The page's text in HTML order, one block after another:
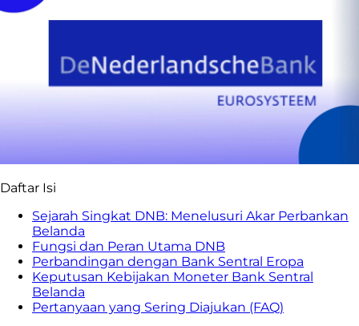
Daftar Isi
Sejarah Singkat DNB: Menelusuri Akar Perbankan
Belanda
Fungsi dan Peran Utama DNB
Perbandingan dengan Bank Sentral Eropa
Keputusan Kebijakan Moneter Bank Sentral
Belanda
Pertanyaan yang Sering Diajukan (FAQ)